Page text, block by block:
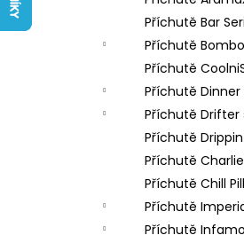
Příchutě Bar
Příchutě
Příchutě
Příchutě Dinner
Příchutě Drifter
Příchutě
Příchutě
Příchutě Chill
Příchutě
Příchutě
LIQUID ARAMAX 4PACK
TOBACCO 4X10ML-
558 Kč